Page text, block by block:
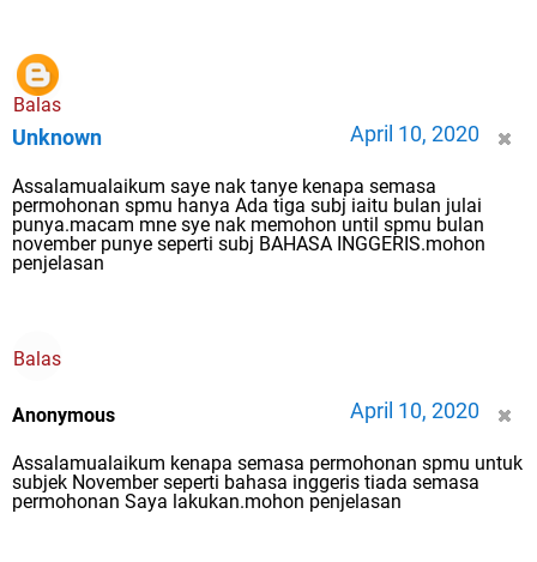
Balas
Unknown April 10, 2020
Assalamualaikum saye nak tanye kenapa semasa
permohonan spmu hanya Ada tiga subj iaitu bulan julai
punya.macam mne sye nak memohon until spmu bulan
november punye seperti subj BAHASA INGGERIS.mohon
penjelasan
Balas
Anonymous April 10, 2020
Assalamualaikum kenapa semasa permohonan spmu untuk
subjek November seperti bahasa inggeris tiada semasa
permohonan Saya lakukan.mohon penjelasan